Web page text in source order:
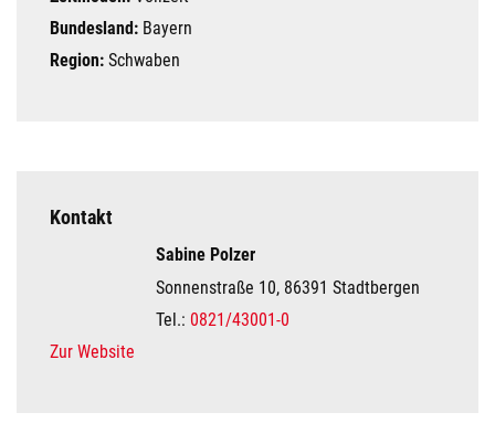
Bundesland: Bayern
Region: Schwaben
Kontakt
Sabine Polzer
Sonnenstraße 10, 86391 Stadtbergen
Tel.: 0821/43001-0
Zur Website